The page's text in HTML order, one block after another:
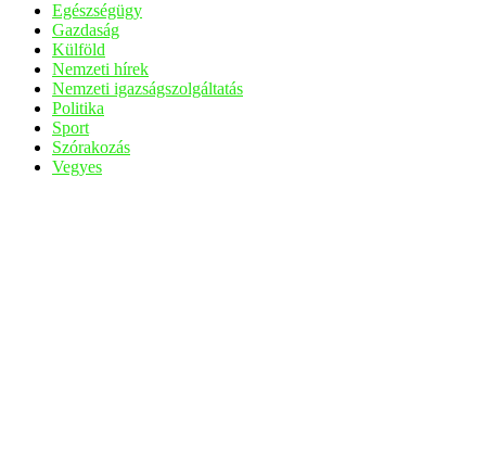
Egészségügy
Gazdaság
Külföld
Nemzeti hírek
Nemzeti igazságszolgáltatás
Politika
Sport
Szórakozás
Vegyes